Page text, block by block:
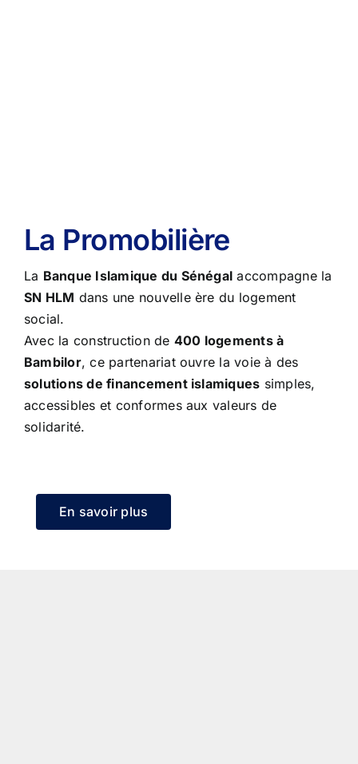
La Promobilière
La Banque Islamique du Sénégal accompagne la
SN HLM dans une nouvelle ère du logement
social.
Avec la construction de 400 logements à
Bambilor, ce partenariat ouvre la voie à des
solutions de financement islamiques simples,
accessibles et conformes aux valeurs de
solidarité.
En savoir plus